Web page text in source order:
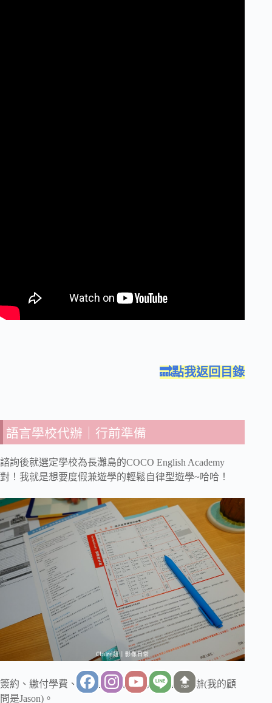
🔜點我返回目錄
語言學校代辦｜行前準備
諮詢後就選定學校為長灘島的COCO English Academy
對！我就是想要度假兼遊學的輕鬆自律型遊學~哈哈！
簽約、繳付學費、提供護照資訊給非凡遊學代辦(我的顧
問是Jason)。
TOP